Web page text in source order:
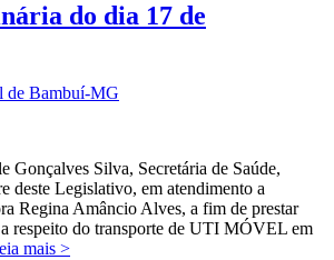
do dia 17 de
de Bambuí-MG
Gonçalves Silva, Secretária de Saúde,
deste Legislativo, em atendimento a
Regina Amâncio Alves, a fim de prestar
a respeito do transporte de UTI MÓVEL em
mais >